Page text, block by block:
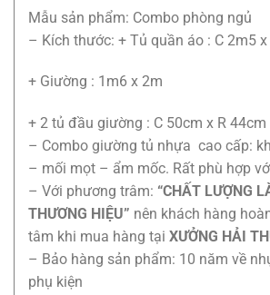
Mẫu sản phẩm: Combo phòng ngủ
– Kích thước: + Tủ quần áo : C 2m5
+ Giường : 1m6 x 2m
+ 2 tủ đầu giường : C 50cm x R 44cm
– Combo giường tủ nhựa cao cấp:
– mối mọt – ẩm mốc. Rất phù hợp
– Với phương trâm: “CHẤT LƯỢNG
THƯƠNG HIỆU” nên khách hàng
tâm khi mua hàng tại XƯỞNG HẢI
– Bảo hàng sản phẩm: 10 năm về
phụ kiện